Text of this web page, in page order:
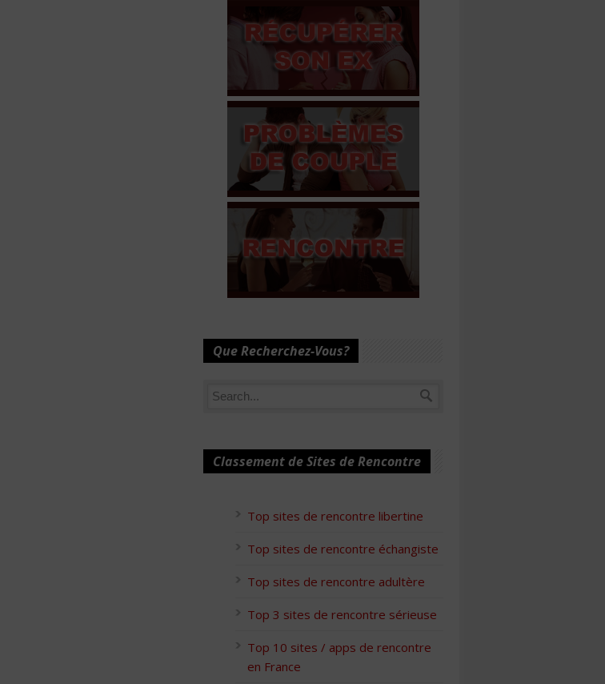
Que Recherchez-Vous?
Classement de Sites de Rencontre
Top sites de rencontre libertine
Top sites de rencontre échangiste
Top sites de rencontre adultère
Top 3 sites de rencontre sérieuse
Top 10 sites / apps de rencontre
en France